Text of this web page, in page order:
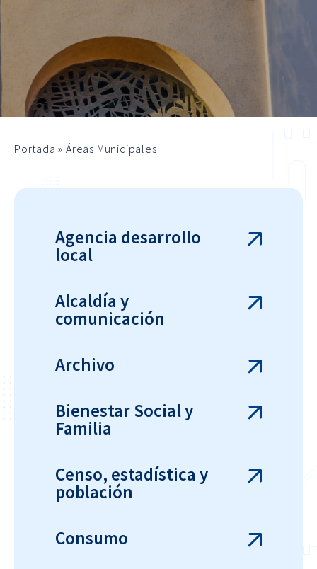
Portada »Áreas Municipales
Agencia desarrollo
local
Alcaldía y
comunicación
Archivo
Bienestar Social y
Familia
Censo, estadística y
población
Consumo